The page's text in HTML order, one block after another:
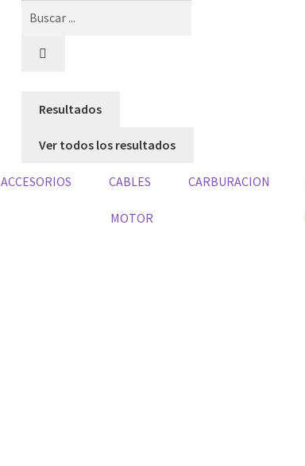
Resultados
Ver todos los resultados
ACCESORIOS CABLES CARBURACION
MOTOR